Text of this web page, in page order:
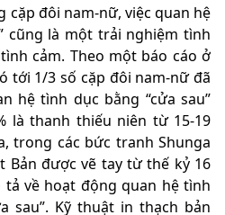
cặp đôi nam-nữ, việc quan hệ
cũng là một trải nghiệm tình
cảm. Theo một báo cáo ở
tới 1/3 số cặp đôi nam-nữ đã
hệ tình dục bằng “cửa sau”
là thanh thiếu niên từ 15-19
trong các bức tranh Shunga
Bản được vẽ tay từ thế kỷ 16
về hoạt động quan hệ tình
sau”. Kỹ thuật in thạch bản